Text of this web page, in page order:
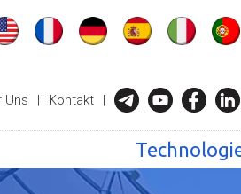
Uns | Kontakt |